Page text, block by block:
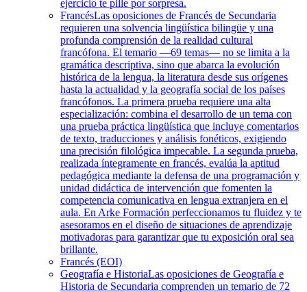
ejercicio te pille por sorpresa.
FrancésLas oposiciones de Francés de Secundaria
requieren una solvencia lingüística bilingüe y una
profunda comprensión de la realidad cultural
francófona. El temario —69 temas— no se limita a la
gramática descriptiva, sino que abarca la evolución
histórica de la lengua, la literatura desde sus orígenes
hasta la actualidad y la geografía social de los países
francófonos. La primera prueba requiere una alta
especialización: combina el desarrollo de un tema con
una prueba práctica lingüística que incluye comentarios
de texto, traducciones y análisis fonéticos, exigiendo
una precisión filológica impecable. La segunda prueba,
realizada íntegramente en francés, evalúa la aptitud
pedagógica mediante la defensa de una programación y
unidad didáctica de intervención que fomenten la
competencia comunicativa en lengua extranjera en el
aula. En Arke Formación perfeccionamos tu fluidez y te
asesoramos en el diseño de situaciones de aprendizaje
motivadoras para garantizar que tu exposición oral sea
brillante.
Francés (EOI)
Geografía e HistoriaLas oposiciones de Geografía e
Historia de Secundaria comprenden un temario de 72